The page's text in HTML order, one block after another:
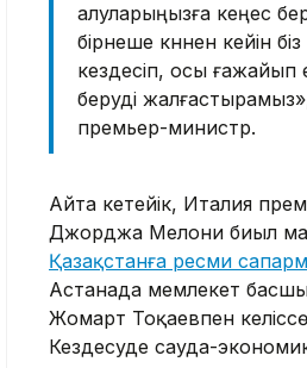
алуларыңызға кеңес
бірнеше күннен кейін
кездесіп, осы ғажайып
беруді
премьер-министр.
Айта кетейік, Италия
Джорджа Мелони биыл
Қазақстанға ресми
Астанада мемлекет
Жомарт Тоқаевпен
Кездесуде сауда-